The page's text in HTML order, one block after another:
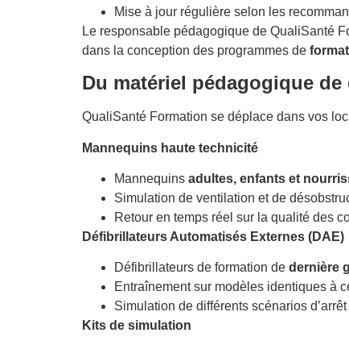
Mise à jour régulière selon les
Le responsable pédagogique de QualiSanté
dans la conception des programmes de
Du matériel pédagogique
QualiSanté Formation se déplace dans vos
Mannequins haute technicité
Mannequins adultes, enfants et
Simulation de ventilation et de
Retour en temps réel sur la qualité des
Défibrillateurs Automatisés Externes (DAE)
Défibrillateurs de formation de dernière
Entraînement sur modèles identiques à
Simulation de différents scénarios
Kits de simulation